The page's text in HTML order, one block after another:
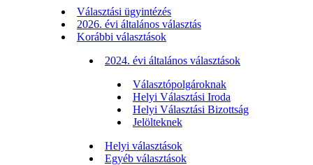
Választási ügyintézés
2026. évi általános választás
Korábbi választások
2024. évi általános választások
Választópolgároknak
Helyi Választási Iroda
Helyi Választási Bizottság
Jelölteknek
Helyi választások
Egyéb választások